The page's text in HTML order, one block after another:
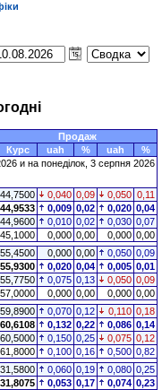
Продаж
Курс uah % uah
%
и на понеділок, 3 серпня 2026
44,7500 0,040 0,09 0,050 0,11
44,9533 0,009 0,02 0,020 0,04
44,9600 0,010 0,02 0,030 0,07
45,1000 0,000 0,00 0,000 0,00
55,4500 0,000 0,00 0,050 0,09
55,9300 0,020 0,04 0,005 0,01
55,7750 0,075 0,13 0,050 0,09
57,0000 0,000 0,00 0,000 0,00
59,8900 0,070 0,12 0,110 0,18
60,6108 0,132 0,22 0,086 0,14
60,5000 0,150 0,25 0,075 0,12
61,8000 0,100 0,16 0,500 0,82
31,5800 0,060 0,19 0,080 0,25
31,8075 0,053 0,17 0,074 0,23